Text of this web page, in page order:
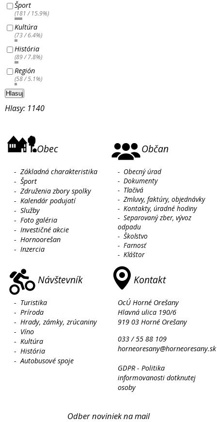
Šport
(181 / 15.9%)
Kultúra
(73 / 6.4%)
História
(89 / 7.8%)
Región
(58 / 5.1%)
Hlasuj
Hlasy: 1140
Obec
-Základná charakteristika
-Šport
-Združenia zbory spolky
-Kalendár podujatí
-Služby
-Foto galéria
-Investičné akcie
-Hornoorešan
-Inzercia
Občan
- Obecný úrad
-Dokumenty
- Tlačivá
-Zmluvy, faktúry, objednávky
-Kontakty, úradné hodiny
-Separovaný zber, vývoz
odpadu
-Školstvo
-Farnosť
-Kláštor
Návštevník
- Turistika
-Príroda
-Hrady, zámky, zrúcaniny
- Víno
-Kultúra
-História
-Autobusové spoje
Kontakt
OcÚ Horné Orešany
Hlavná ulica 190/6
919 03 Horné Orešany
033 / 55 88 109
horneoresany@horneoresany.sk
GDPR - Politika
informovanosti dotknutej
osoby
Odber noviniek na mail